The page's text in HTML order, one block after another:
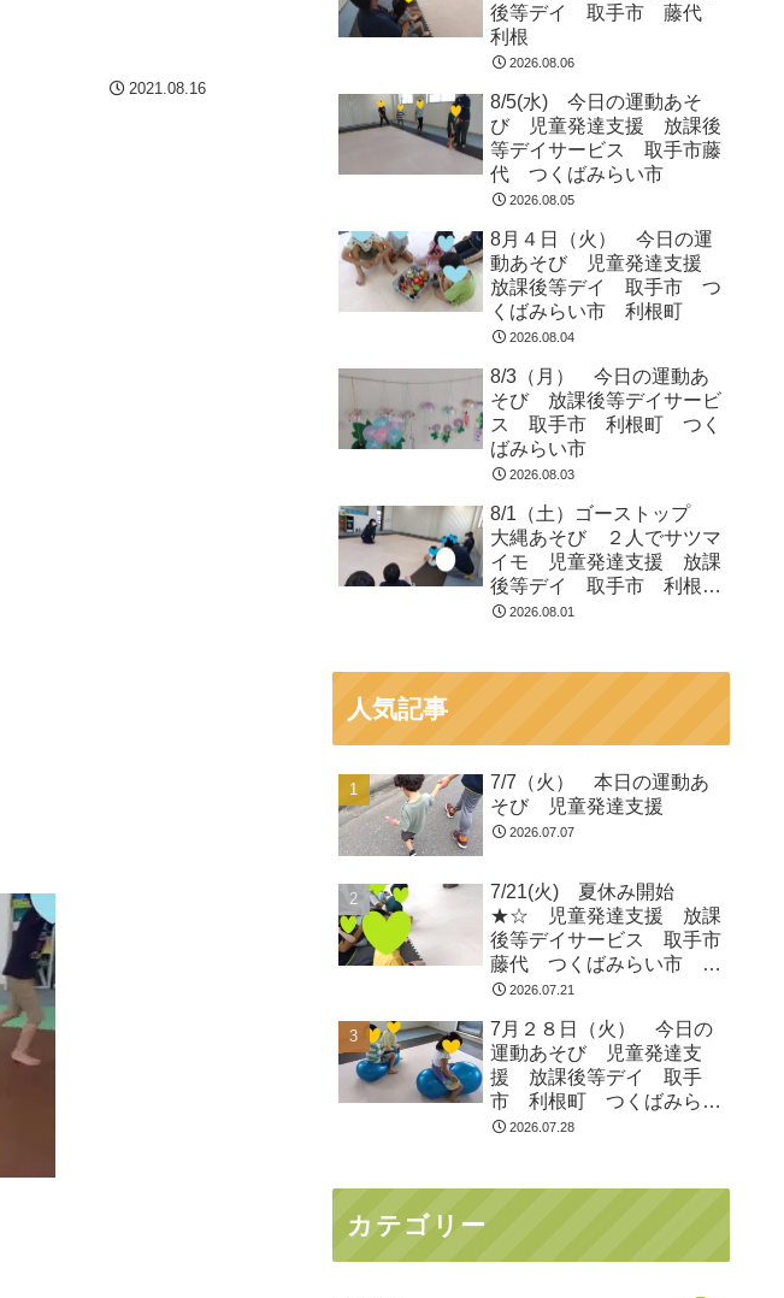
2021.08.16
後等デイ 取手市 藤代
利根
2026.08.06
8/5(水) 今日の運動あそ
び 児童発達支援 放課後
等デイサービス 取手市藤
代 つくばみらい市
2026.08.05
8月４日（火） 今日の運
動あそび 児童発達支援
放課後等デイ 取手市 つ
くばみらい市 利根町
2026.08.04
8/3（月） 今日の運動あ
そび 放課後等デイサービ
ス 取手市 利根町 つく
ばみらい市
2026.08.03
8/1（土）ゴーストップ
大縄あそび ２人でサツマ
イモ 児童発達支援 放課
後等デイ 取手市 利根
町 龍ヶ崎市
2026.08.01
人気記事
7/7（火） 本日の運動あ
そび 児童発達支援
2026.07.07
7/21(火) 夏休み開始
★☆ 児童発達支援 放課
後等デイサービス 取手市
藤代 つくばみらい市 龍
ヶ崎2026.07.21
7月２８日（火） 今日の
運動あそび 児童発達支
援 放課後等デイ 取手
市 利根町 つくばみらい
市 2026.07.28
カテゴリー